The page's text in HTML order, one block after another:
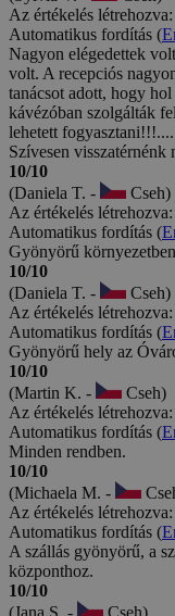
Az értékelés
Automatikus fordítás (
Nagyon elégedettek
volt. A recepciós
tanácsot adott, hogy
kávézóban szolgálták
lehetett
Szívesen
10/10
(Daniela T. -
Cseh)
Az értékelés
Automatikus fordítás (
Gyönyörű
10/10
(Daniela T. -
Cseh)
Az értékelés
Automatikus fordítás (
Gyönyörű hely az
10/10
(Martin K. -
Cseh)
Az értékelés
Automatikus fordítás (
Minden rendben.
10/10
(Michaela M. -
Az értékelés
Automatikus fordítás (
A szállás gyönyörű, a
központhoz.
10/10
(Jana S. -
Cseh)